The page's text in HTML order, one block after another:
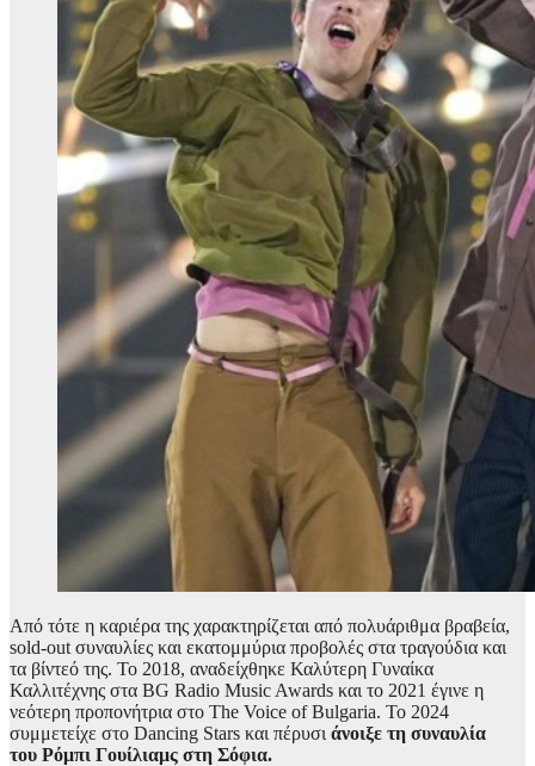
Από τότε η καριέρα της χαρακτηρίζεται από πολυάριθμα βραβεία,
sold-out συναυλίες και εκατομμύρια προβολές στα τραγούδια και
τα βίντεό της. Το 2018, αναδείχθηκε Καλύτερη Γυναίκα
Καλλιτέχνης στα BG Radio Music Awards και το 2021 έγινε η
νεότερη προπονήτρια στο The Voice of Bulgaria. Το 2024
συμμετείχε στο Dancing Stars και πέρυσι άνοιξε τη συναυλία
του Ρόμπι Γουίλιαμς στη Σόφια.